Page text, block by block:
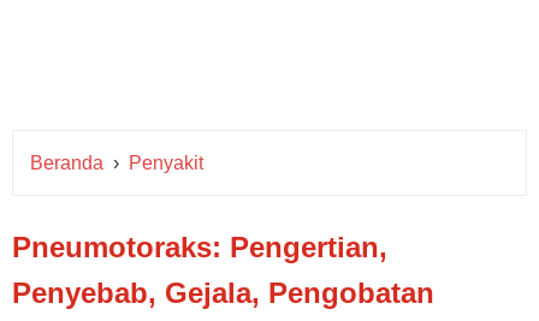
Beranda › Penyakit
Pneumotoraks: Pengertian,
Penyebab, Gejala, Pengobatan